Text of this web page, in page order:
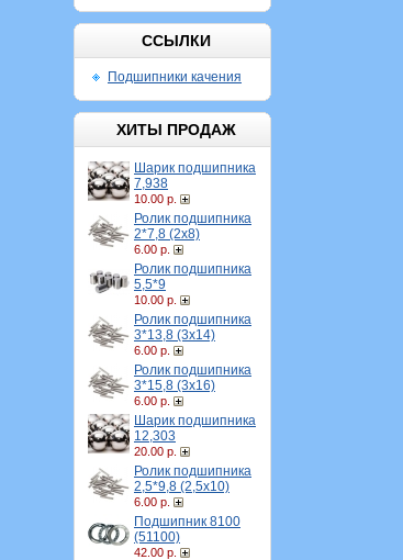
ССЫЛКИ
Подшипники качения
ХИТЫ ПРОДАЖ
Шарик подшипника
7,938
10.00 р.
Ролик подшипника
2*7,8 (2х8)
6.00 р.
Ролик подшипника
5,5*9
10.00 р.
Ролик подшипника
3*13,8 (3х14)
6.00 р.
Ролик подшипника
3*15,8 (3х16)
6.00 р.
Шарик подшипника
12,303
20.00 р.
Ролик подшипника
2,5*9,8 (2,5х10)
6.00 р.
Подшипник 8100
(51100)
42.00 р.